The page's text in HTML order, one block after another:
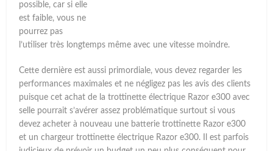
possible, car si elle
est faible, vous ne
pourrez pas
l’utiliser très longtemps même avec une vitesse moindre.
Cette dernière est aussi primordiale, vous devez regarder les
performances maximales et ne négligez pas les avis des clients
puisque cet achat de la trottinette électrique Razor e300 avec
selle pourrait s’avérer assez problématique surtout si vous
devez acheter à nouveau une batterie trottinette Razor e300
et un chargeur trottinette électrique Razor e300. Il est parfois